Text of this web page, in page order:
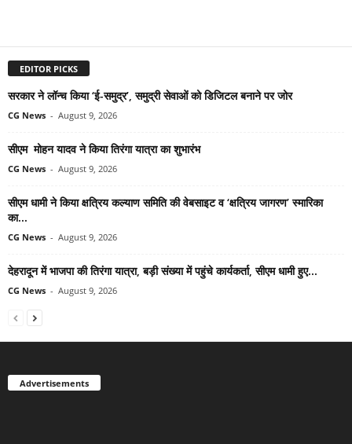
EDITOR PICKS
सरकार ने लॉन्च किया ‘ई-समुद्र’, समुद्री सेवाओं को डिजिटल बनाने पर जोर
CG News - August 9, 2026
सीएम मोहन यादव ने किया तिरंगा यात्रा का शुभारंभ
CG News - August 9, 2026
सीएम धामी ने किया क्षत्रिय कल्याण समिति की वेबसाइट व ‘क्षत्रिय जागरण’ स्मारिका
का...
CG News - August 9, 2026
देहरादून में भाजपा की तिरंगा यात्रा, बड़ी संख्या में पहुंचे कार्यकर्ता, सीएम धामी हुए...
CG News - August 9, 2026
Advertisements